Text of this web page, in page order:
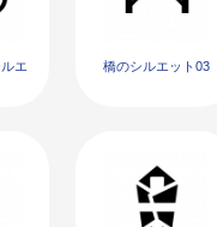
エ
橋のシルエット03